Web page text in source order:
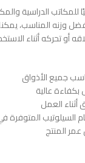
للمكاتب الدراسية
وزنه المناسب،
أو تحركه أثناء
جميع الأذواق
عالية
أثناء العمل
السيلوتيب المتوفرة
المنتج